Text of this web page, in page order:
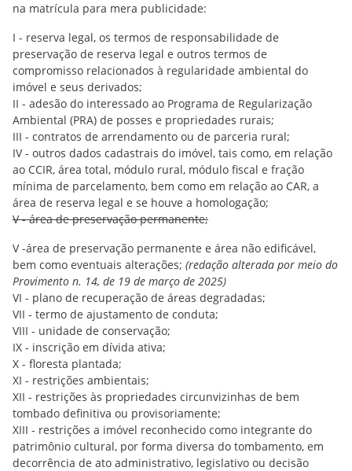
na matrícula para mera publicidade:
I - reserva legal, os termos de responsabilidade de
preservação de reserva legal e outros termos de
compromisso relacionados à regularidade ambiental do
imóvel e seus derivados;
II - adesão do interessado ao Programa de Regularização
Ambiental (PRA) de posses e propriedades rurais;
III - contratos de arrendamento ou de parceria rural;
IV - outros dados cadastrais do imóvel, tais como, em relação
ao CCIR, área total, módulo rural, módulo fiscal e fração
mínima de parcelamento, bem como em relação ao CAR, a
área de reserva legal e se houve a homologação;
V - área de preservação permanente;
V -área de preservação permanente e área não edificável,
bem como eventuais alterações; (redação alterada por meio do
Provimento n. 14, de 19 de março de 2025)
VI - plano de recuperação de áreas degradadas;
VII - termo de ajustamento de conduta;
VIII - unidade de conservação;
IX - inscrição em dívida ativa;
X - floresta plantada;
XI - restrições ambientais;
XII - restrições às propriedades circunvizinhas de bem
tombado definitiva ou provisoriamente;
XIII - restrições a imóvel reconhecido como integrante do
patrimônio cultural, por forma diversa do tombamento, em
decorrência de ato administrativo, legislativo ou decisão